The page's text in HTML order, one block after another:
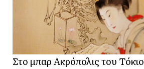
Στο μπαρ Ακρόπολις του Τόκιο